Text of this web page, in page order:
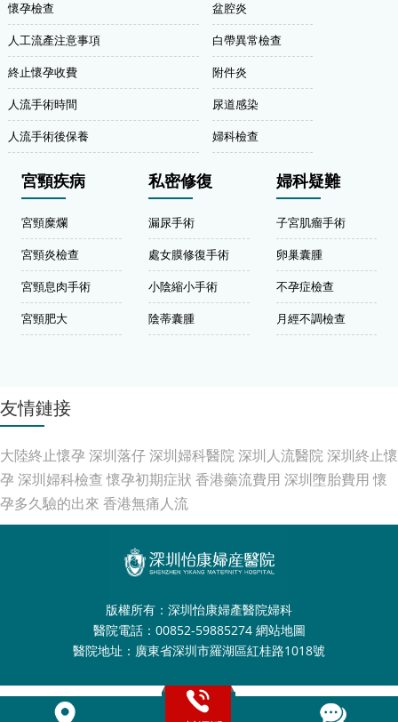
懷孕檢查
人工流產注意事項
終止懷孕收費
人流手術時間
人流手術後保養
盆腔炎
白帶異常檢查
附件炎
尿道感染
婦科檢查
宮頸疾病
宮頸糜爛
宮頸炎檢查
宮頸息肉手術
宮頸肥大
私密修復
漏尿手術
處女膜修復手術
小陰縮小手術
陰蒂囊腫
婦科疑難
子宮肌瘤手術
卵巢囊腫
不孕症檢查
月經不調檢查
友情鏈接
大陸終止懷孕 深圳落仔深圳婦科醫院深圳人流醫院深圳終止懷
孕 深圳婦科檢查 懷孕初期症狀 香港藥流費用 深圳墮胎費用 懷
孕多久驗的出來 香港無痛人流
版權所有：深圳怡康婦產醫院婦科
醫院電話：00852-59885274 網站地圖
醫院地址：廣東省深圳市羅湖區紅桂路1018號